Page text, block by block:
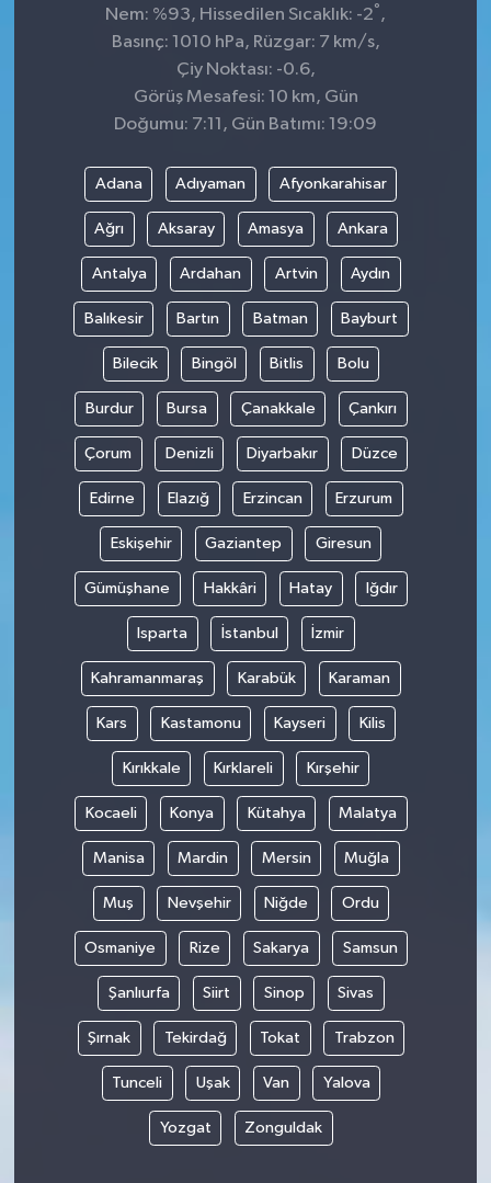
Nem: %93, Hissedilen Sıcaklık: -2° ,
Basınç: 1010 hPa, Rüzgar: 7 km/s,
Çiy Noktası: -0.6,
Görüş Mesafesi: 10 km, Gün
Doğumu: 7:11, Gün Batımı: 19:09
Adana Adıyaman Afyonkarahisar
Ağrı Aksaray Amasya Ankara
Antalya Ardahan Artvin Aydın
Balıkesir Bartın Batman Bayburt
Bilecik Bingöl Bitlis Bolu
Burdur Bursa Çanakkale Çankırı
Çorum Denizli Diyarbakır Düzce
Edirne Elazığ Erzincan Erzurum
Eskişehir Gaziantep Giresun
Gümüşhane Hakkâri Hatay Iğdır
Isparta İstanbul İzmir
Kahramanmaraş Karabük Karaman
Kars Kastamonu Kayseri Kilis
Kırıkkale Kırklareli Kırşehir
Kocaeli Konya Kütahya Malatya
Manisa Mardin Mersin Muğla
Muş Nevşehir Niğde Ordu
Osmaniye Rize Sakarya Samsun
Şanlıurfa Siirt Sinop Sivas
Şırnak Tekirdağ Tokat Trabzon
Tunceli Uşak Van Yalova
Yozgat Zonguldak